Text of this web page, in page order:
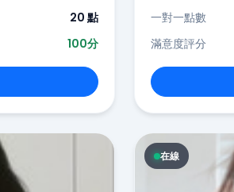
20 點
100分
一對一點數
滿意度評分
在線